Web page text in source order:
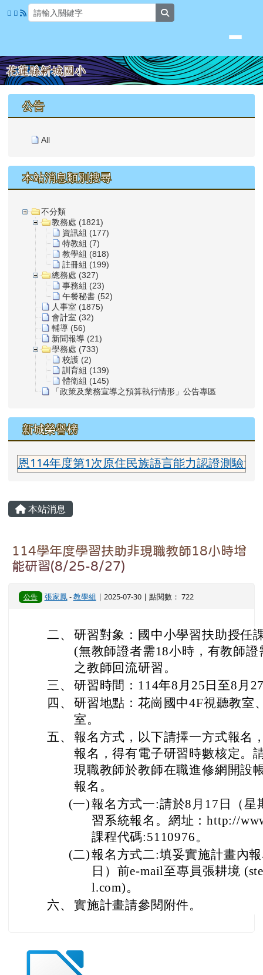
跳至主內容區
花蓮縣新城國小
上中區域內容
公告
All
本站消息類別搜尋
不分類
教務處 (1821)
資訊組 (177)
特教組 (7)
教學組 (818)
註冊組 (199)
總務處 (327)
事務組 (23)
午餐秘書 (52)
人事室 (1875)
會計室 (32)
輔導 (56)
新聞報導 (21)
學務處 (733)
校護 (2)
訓育組 (139)
體衛組 (145)
「政策及業務宣導之預算執行情形」公告專區
新城榮譽榜
1次原住民族語言能力認證測驗太魯閣族語中級
主內容區域
本站消息
114學年度學習扶助非現職教師18小時增
能研習(8/25-8/27)
公告 張家鳳-教學組 | 2025-07-30 | 點閱數： 722
二、 研習對象：國中小學習扶助授任
(無教師證者需18小時，有教師
之教師回流研習。
三、 研習時間：114年8月25日至8月
四、 研習地點：花崗國中4F視聽教室
室。
五、 報名方式，以下請擇一方式報名
報名，得有電子研習時數核定。
現職教師於教師在職進修網開設
報名。
(一)報名方式一:請於8月17日（星
習系統報名。網址：http://
課程代碼:5110976。
(二)報名方式二:填妥實施計畫內
日）前e-mail至專員張耕境
l.com)。
六、 實施計畫請參閱附件。
頁尾區域